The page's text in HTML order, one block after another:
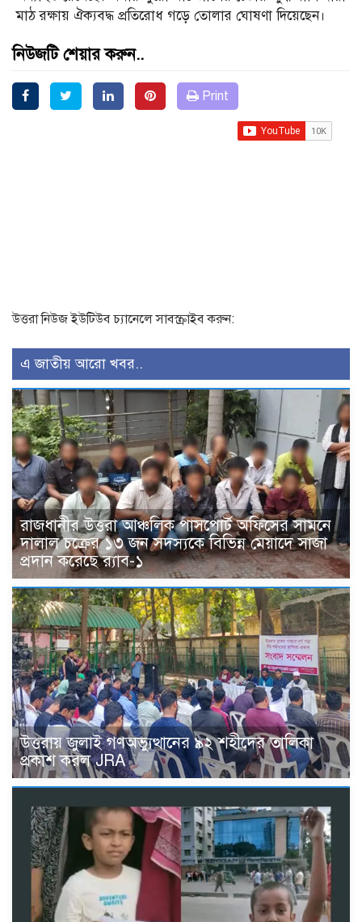
মাঠ রক্ষায় ঐক্যবদ্ধ প্রতিরোধ গড়ে তোলার ঘোষণা দিয়েছেন।
নিউজটি শেয়ার করুন..
Print
উত্তরা নিউজ ইউটিউব চ্যানেলে সাবস্ক্রাইব করুন:
এ জাতীয় আরো খবর..
রাজধানীর উত্তরা আঞ্চলিক পাসপোর্ট অফিসের সামনে
দালাল চক্রের ১৩ জন সদস্যকে বিভিন্ন মেয়াদে সাজা
প্রদান করেছে র‌্যাব-১
উত্তরায় জুলাই গণঅভ্যুত্থানের ৯২ শহীদের তালিকা
প্রকাশ করল JRA